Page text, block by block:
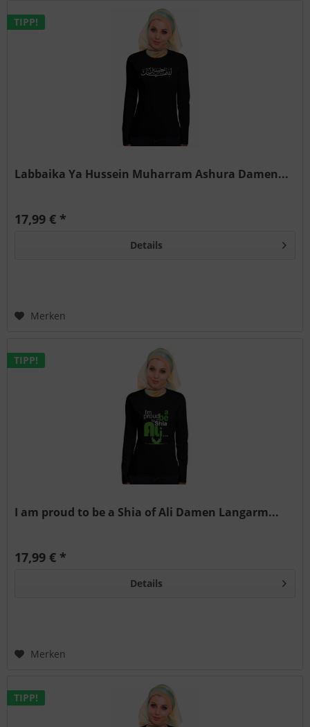
TIPP!
Labbaika Ya Hussein Muharram Ashura Damen...
17,99 € *
Details
Merken
TIPP!
I am proud to be a Shia of Ali Damen Langarm...
17,99 € *
Details
Merken
TIPP!